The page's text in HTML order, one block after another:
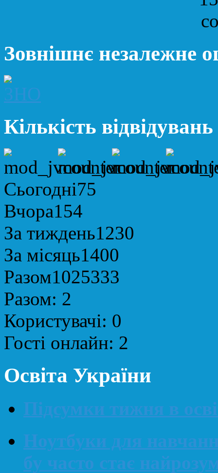
Зовнішнє незалежне
Кількість відвідувань
Сьогодні75
Вчора154
За тиждень1230
За місяць1400
Разом1025333
Разом: 2
Користувачі: 0
Гості онлайн: 2
Освіта України
Підсумки тижня в
Ноутбуки для
бу часто стає